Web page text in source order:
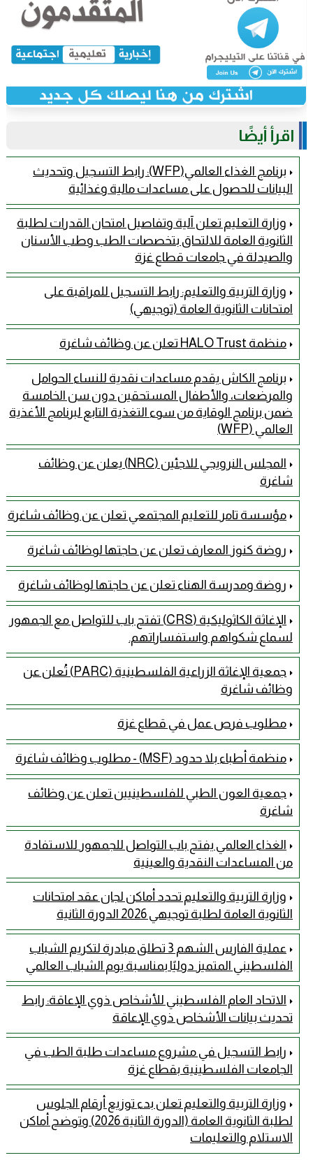
اقرأ أيضًا
برنامج الغذاء العالمي(WFP): رابط التسجيل وتحديث
البيانات للحصول على مساعدات مالية وغذائية
وزارة التعليم تعلن آلية وتفاصيل امتحان القدرات لطلبة
الثانوية العامة للالتحاق بتخصصات الطب وطب الأسنان
والصيدلة في جامعات قطاع غزة
وزارة التربية والتعليم: رابط التسجيل للمراقبة على
امتحانات الثانوية العامة (توجيهي)
منظمة HALO Trust تعلن عن وظائف شاغرة
برنامج الكاش يقدم مساعدات نقدية للنساء الحوامل
والمرضعات، والأطفال المستحقين دون سن الخامسة
ضمن برنامج الوقاية من سوء التغذية التابع لبرنامج الأغذية
العالمي (WFP)
المجلس النرويجي للاجئين (NRC) يعلن عن وظائف
شاغرة
مؤسسة تامر للتعليم المجتمعي تعلن عن وظائف شاغرة
روضة كنوز المعارف تعلن عن حاجتها لوظائف شاغرة
روضة ومدرسة الهناء تعلن عن حاجتها لوظائف شاغرة
الإغاثة الكاثوليكية (CRS) تفتح باب للتواصل مع الجمهور
لسماع شكواهم واستفساراتهم.
جمعية الإغاثة الزراعية الفلسطينية (PARC) تُعلن عن
وظائف شاغرة
مطلوب فرص عمل في قطاع غزة
منظمة أطباء بلا حدود (MSF) - مطلوب وظائف شاغرة
جمعية العون الطبي للفلسطينيين تعلن عن وظائف
شاغرة
الغذاء العالمي يفتح باب التواصل للجمهور للاستفادة
من المساعدات النقدية والعينية
وزارة التربية والتعليم تحدد أماكن لجان عقد امتحانات
الثانوية العامة لطلبة توجيهي 2026 الدورة الثانية
عملية الفارس الشهم 3 تطلق مبادرة لتكريم الشباب
الفلسطيني المتميز دوليًا بمناسبة يوم الشباب العالمي
الاتحاد العام الفلسطيني للأشخاص ذوي الإعاقة: رابط
تحديث بيانات الأشخاص ذوي الإعاقة
رابط التسجيل في مشروع مساعدات طلبة الطب في
الجامعات الفلسطينية بقطاع غزة
وزارة التربية والتعليم تعلن بدء توزيع أرقام الجلوس
لطلبة الثانوية العامة (الدورة الثانية 2026) وتوضح أماكن
الاستلام والتعليمات